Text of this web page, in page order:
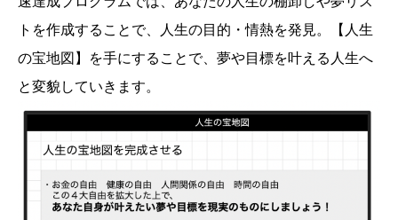
トを作成することで、人生の目的・情熱を発見。【人生
の宝地図】を手にすることで、夢や目標を叶える人生へ
と変貌していきます。